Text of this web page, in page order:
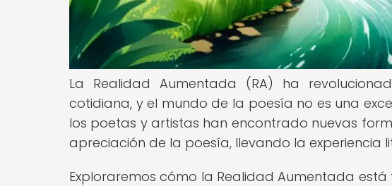
La Realidad Aumentada (RA) ha
cotidiana, y el mundo de la poesía no es una
los poetas y artistas han encontrado nuevas
apreciación de la poesía, llevando la experiencia
Exploraremos cómo la Realidad Aumentada